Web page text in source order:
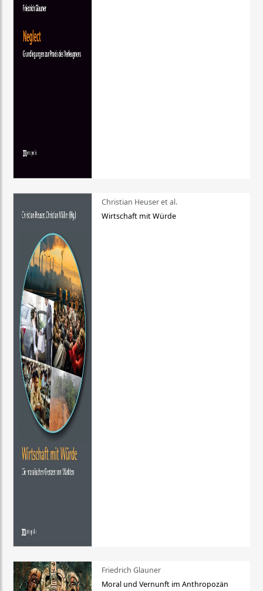
Christian Heuser et al.
Wirtschaft mit Würde
Friedrich Glauner
Moral und Vernunft im Anthropozän